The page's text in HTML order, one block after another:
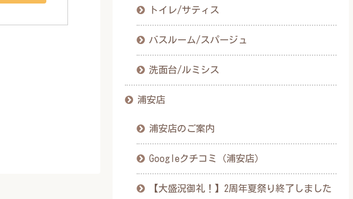
トイレ/サティス
バスルーム/スパージュ
洗面台/ルミシス
浦安店
浦安店のご案内
Googleクチコミ（浦安店）
【大盛況御礼！】2周年夏祭り終了しました